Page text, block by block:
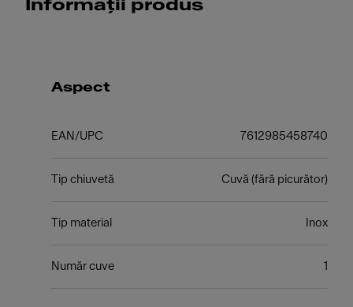
Informații produs
Aspect
EAN/UPC 7612985458740
Tip chiuvetă Cuvă (fără picurător)
Tip material Inox
Număr cuve 1